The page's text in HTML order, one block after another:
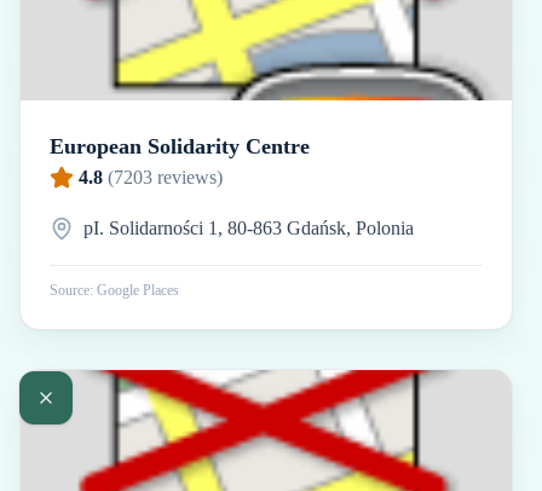
European Solidarity Centre
4.8 (7203 reviews)
pI. Solidarności 1, 80-863 Gdańsk, Polonia
Source: Google Places